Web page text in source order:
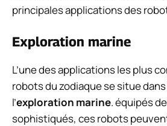
principales applications des
Exploration marine
L’une des applications les plus
robots du zodiaque se situe
l’exploration marine. équipés
sophistiqués, ces robots